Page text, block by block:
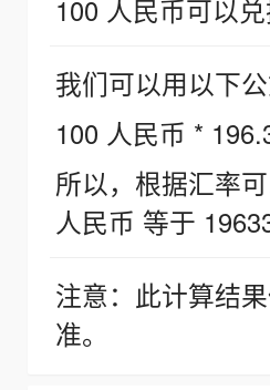
100 人民币可以
我们可以用以下公
100 人民币 *
所以，根据汇率
人民币 等于
注意：此计算结
准。